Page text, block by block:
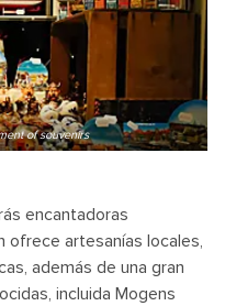
of souvenirs
encantadoras
ofrece artesanías locales,
además de una gran
incluida Mogens